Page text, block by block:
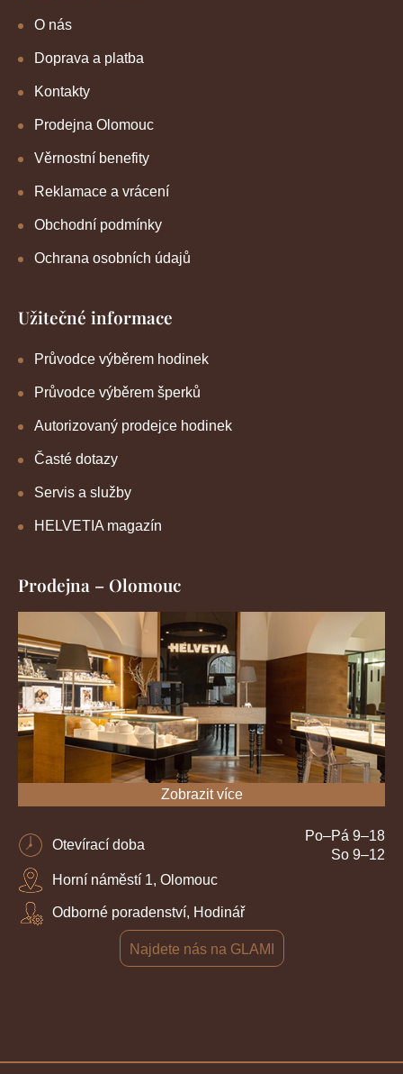
O nás
Doprava a platba
Kontakty
Prodejna Olomouc
Věrnostní benefity
Reklamace a vrácení
Obchodní podmínky
Ochrana osobních údajů
Užitečné informace
Průvodce výběrem hodinek
Průvodce výběrem šperků
Autorizovaný prodejce hodinek
Časté dotazy
Servis a služby
HELVETIA magazín
Prodejna – Olomouc
Zobrazit více
Otevírací doba
Po–Pá 9–18
So 9–12
Horní náměstí 1, Olomouc
Odborné poradenství, Hodinář
Najdete nás na GLAMI